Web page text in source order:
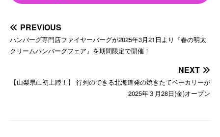
PREVIOUS
ハンバーグ専門店ファイヤーバーグが2025年3月21日より『春の明太
クリームハンバーグフェア』を期間限定で開催！
NEXT
【山梨県に初上陸！】 行列のできる北海道発の焼きたてベーカリーが
2025年３月28日(金)オープン